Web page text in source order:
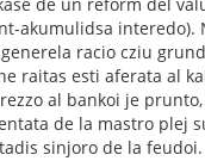
akumulidsa interedo).
racio cziu
raitas esti aferata al
al bankoi je
de la mastro plej
sinjoro de la feudoi.